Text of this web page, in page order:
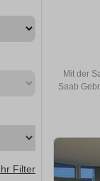
Filter
Mit der
Saab